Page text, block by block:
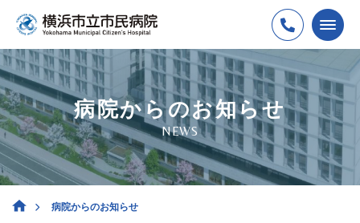
病院からのお知らせ
NEWS
病院からのお知らせ